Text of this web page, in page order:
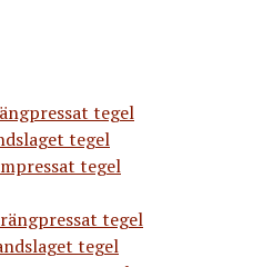
tegel
tegel
tegel
tegel
tegel